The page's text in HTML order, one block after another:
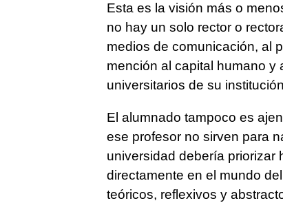
Esta es la visión más o
no hay un solo rector o
medios de comunicación, al
mención al capital humano y
universitarios de su
El alumnado tampoco es
ese profesor no sirven para
universidad debería priorizar
directamente en el mundo
teóricos, reflexivos y